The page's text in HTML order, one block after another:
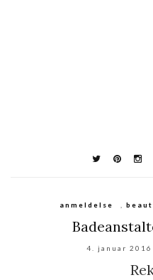
anmeldelse ,
4. januar 2016